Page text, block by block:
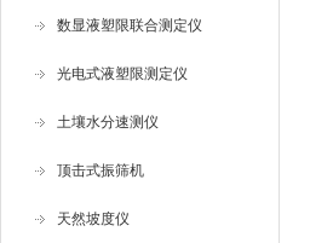
数显液塑限联合测定仪
光电式液塑限测定仪
土壤水分速测仪
顶击式振筛机
天然坡度仪